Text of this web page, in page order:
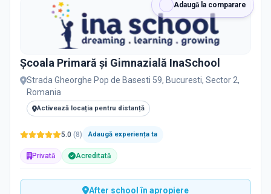
Adaugă la comparare
Școala Primară și Gimnazială InaSchool
Strada Gheorghe Pop de Basesti 59, Bucuresti, Sector 2,
Romania
Activează locația pentru distanță
5.0 (8) Adaugă experiența ta
Privată Acreditată
After school în apropiere